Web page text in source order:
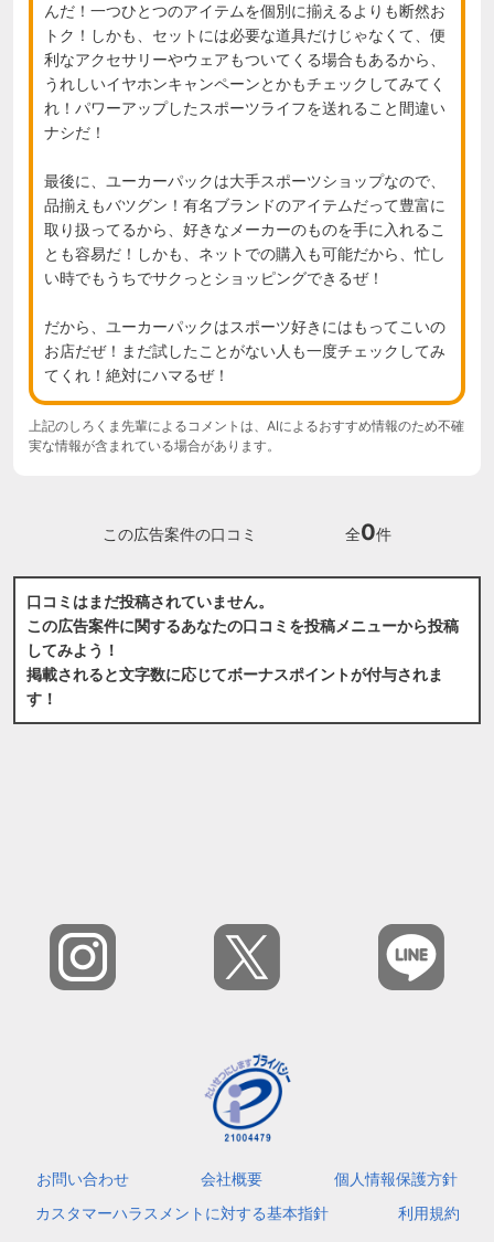
んだ！一つひとつのアイテムを個別に揃えるよりも断然お
トク！しかも、セットには必要な道具だけじゃなくて、便
利なアクセサリーやウェアもついてくる場合もあるから、
うれしいイヤホンキャンペーンとかもチェックしてみてく
れ！パワーアップしたスポーツライフを送れること間違い
ナシだ！
最後に、ユーカーパックは大手スポーツショップなので、
品揃えもバツグン！有名ブランドのアイテムだって豊富に
取り扱ってるから、好きなメーカーのものを手に入れるこ
とも容易だ！しかも、ネットでの購入も可能だから、忙し
い時でもうちでサクっとショッピングできるぜ！
だから、ユーカーパックはスポーツ好きにはもってこいの
お店だぜ！まだ試したことがない人も一度チェックしてみ
てくれ！絶対にハマるぜ！
上記のしろくま先輩によるコメントは、AIによるおすすめ情報のため不確
実な情報が含まれている場合があります。
この広告案件の口コミ 全0件
口コミはまだ投稿されていません。
この広告案件に関するあなたの口コミを投稿メニューから投稿
してみよう！
掲載されると文字数に応じてボーナスポイントが付与されま
す！
お問い合わせ 会社概要
個人情報保護方針
カスタマーハラスメントに対する基本指針
利用規約